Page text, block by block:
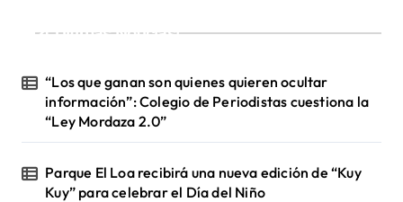
¡Ultimas Noticias!
“Los que ganan son quienes quieren ocultar
información”: Colegio de Periodistas cuestiona la
“Ley Mordaza 2.0”
Parque El Loa recibirá una nueva edición de “Kuy
Kuy” para celebrar el Día del Niño